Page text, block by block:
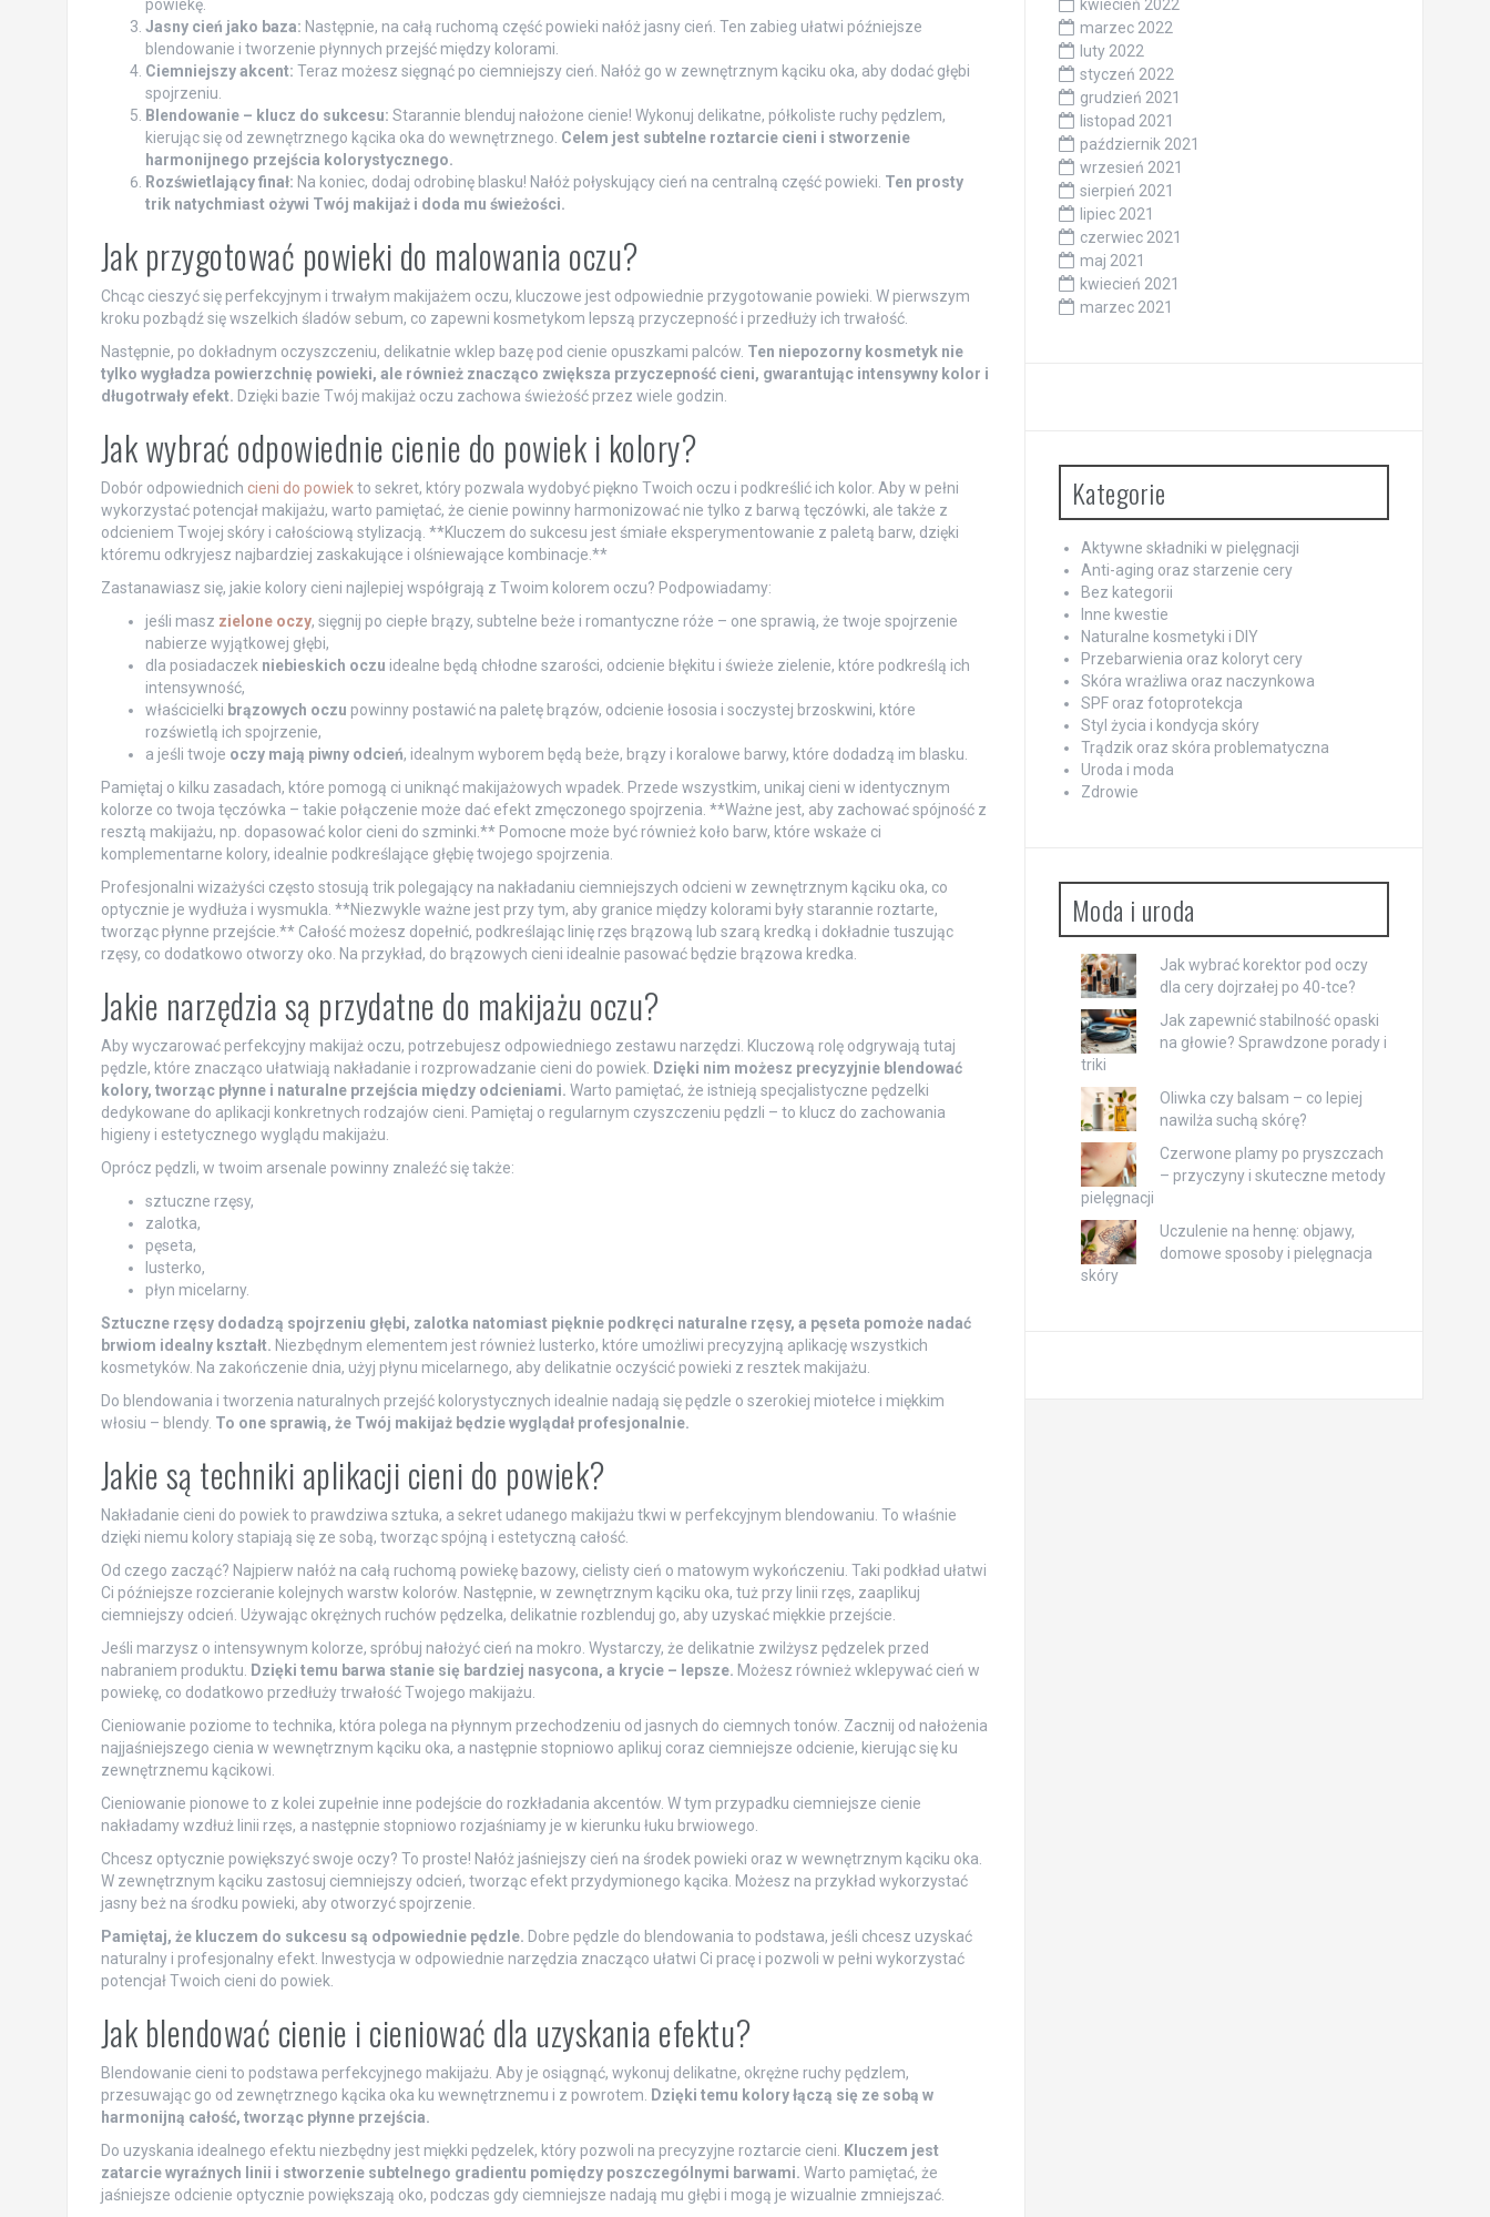
powiekę.
Jasny cień jako baza: Następnie, na całą ruchomą część powieki nałóż jasny cień. Ten zabieg ułatwi późniejsze
blendowanie i tworzenie płynnych przejść między kolorami.
Ciemniejszy akcent: Teraz możesz sięgnąć po ciemniejszy cień. Nałóż go w zewnętrznym kąciku oka, aby dodać głębi
spojrzeniu.
Blendowanie – klucz do sukcesu: Starannie blenduj nałożone cienie! Wykonuj delikatne, półkoliste ruchy pędzlem,
kierując się od zewnętrznego kącika oka do wewnętrznego. Celem jest subtelne roztarcie cieni i stworzenie
harmonijnego przejścia kolorystycznego.
Rozświetlający finał: Na koniec, dodaj odrobinę blasku! Nałóż połyskujący cień na centralną część powieki. Ten prosty
trik natychmiast ożywi Twój makijaż i doda mu świeżości.
Jak przygotować powieki do malowania oczu?
Chcąc cieszyć się perfekcyjnym i trwałym makijażem oczu, kluczowe jest odpowiednie przygotowanie powieki. W pierwszym
kroku pozbądź się wszelkich śladów sebum, co zapewni kosmetykom lepszą przyczepność i przedłuży ich trwałość.
Następnie, po dokładnym oczyszczeniu, delikatnie wklep bazę pod cienie opuszkami palców. Ten niepozorny kosmetyk nie
tylko wygładza powierzchnię powieki, ale również znacząco zwiększa przyczepność cieni, gwarantując intensywny kolor i
długotrwały efekt. Dzięki bazie Twój makijaż oczu zachowa świeżość przez wiele godzin.
Jak wybrać odpowiednie cienie do powiek i kolory?
Dobór odpowiednich cieni do powiek to sekret, który pozwala wydobyć piękno Twoich oczu i podkreślić ich kolor. Aby w pełni
wykorzystać potencjał makijażu, warto pamiętać, że cienie powinny harmonizować nie tylko z barwą tęczówki, ale także z
odcieniem Twojej skóry i całościową stylizacją. **Kluczem do sukcesu jest śmiałe eksperymentowanie z paletą barw, dzięki
któremu odkryjesz najbardziej zaskakujące i olśniewające kombinacje.**
Zastanawiasz się, jakie kolory cieni najlepiej współgrają z Twoim kolorem oczu? Podpowiadamy:
jeśli masz zielone oczy, sięgnij po ciepłe brązy, subtelne beże i romantyczne róże – one sprawią, że twoje spojrzenie
nabierze wyjątkowej głębi,
dla posiadaczek niebieskich oczu idealne będą chłodne szarości, odcienie błękitu i świeże zielenie, które podkreślą ich
intensywność,
właścicielki brązowych oczu powinny postawić na paletę brązów, odcienie łososia i soczystej brzoskwini, które
rozświetlą ich spojrzenie,
a jeśli twoje oczy mają piwny odcień, idealnym wyborem będą beże, brązy i koralowe barwy, które dodadzą im blasku.
Pamiętaj o kilku zasadach, które pomogą ci uniknąć makijażowych wpadek. Przede wszystkim, unikaj cieni w identycznym
kolorze co twoja tęczówka – takie połączenie może dać efekt zmęczonego spojrzenia. **Ważne jest, aby zachować spójność z
resztą makijażu, np. dopasować kolor cieni do szminki.** Pomocne może być również koło barw, które wskaże ci
komplementarne kolory, idealnie podkreślające głębię twojego spojrzenia.
Profesjonalni wizażyści często stosują trik polegający na nakładaniu ciemniejszych odcieni w zewnętrznym kąciku oka, co
optycznie je wydłuża i wysmukla. **Niezwykle ważne jest przy tym, aby granice między kolorami były starannie roztarte,
tworząc płynne przejście.** Całość możesz dopełnić, podkreślając linię rzęs brązową lub szarą kredką i dokładnie tuszując
rzęsy, co dodatkowo otworzy oko. Na przykład, do brązowych cieni idealnie pasować będzie brązowa kredka.
Jakie narzędzia są przydatne do makijażu oczu?
Aby wyczarować perfekcyjny makijaż oczu, potrzebujesz odpowiedniego zestawu narzędzi. Kluczową rolę odgrywają tutaj
pędzle, które znacząco ułatwiają nakładanie i rozprowadzanie cieni do powiek.
Dzięki nim możesz precyzyjnie blendować
kolory, tworząc płynne i naturalne przejścia między odcieniami. Warto pamiętać, że istnieją specjalistyczne pędzelki
dedykowane do aplikacji konkretnych rodzajów cieni. Pamiętaj o regularnym czyszczeniu pędzli – to klucz do zachowania
higieny i estetycznego wyglądu makijażu.
Oprócz pędzli, w twoim arsenale powinny znaleźć się także:
sztuczne rzęsy,
zalotka,
pęseta,
lusterko,
płyn micelarny.
Sztuczne rzęsy dodadzą spojrzeniu głębi, zalotka natomiast pięknie podkręci naturalne rzęsy, a pęseta pomoże nadać
brwiom idealny kształt. Niezbędnym elementem jest również lusterko, które umożliwi precyzyjną aplikację wszystkich
kosmetyków. Na zakończenie dnia, użyj płynu micelarnego, aby delikatnie oczyścić powieki z resztek makijażu.
Do blendowania i tworzenia naturalnych przejść kolorystycznych idealnie nadają się pędzle o szerokiej miotełce i miękkim
włosiu – blendy. To one sprawią, że Twój makijaż będzie wyglądał profesjonalnie.
Jakie są techniki aplikacji cieni do powiek?
Nakładanie cieni do powiek to prawdziwa sztuka, a sekret udanego makijażu tkwi w perfekcyjnym blendowaniu. To właśnie
dzięki niemu kolory stapiają się ze sobą, tworząc spójną i estetyczną całość.
Od czego zacząć? Najpierw nałóż na całą ruchomą powiekę bazowy, cielisty cień o matowym wykończeniu. Taki podkład ułatwi
Ci późniejsze rozcieranie kolejnych warstw kolorów. Następnie, w zewnętrznym kąciku oka, tuż przy linii rzęs, zaaplikuj
ciemniejszy odcień. Używając okrężnych ruchów pędzelka, delikatnie rozblenduj go, aby uzyskać miękkie przejście.
Jeśli marzysz o intensywnym kolorze, spróbuj nałożyć cień na mokro. Wystarczy, że delikatnie zwilżysz pędzelek przed
nabraniem produktu.
Dzięki temu barwa stanie się bardziej nasycona, a krycie – lepsze. Możesz również wklepywać cień w
powiekę, co dodatkowo przedłuży trwałość Twojego makijażu.
Cieniowanie poziome to technika, która polega na płynnym przechodzeniu od jasnych do ciemnych tonów. Zacznij od nałożenia
najjaśniejszego cienia w wewnętrznym kąciku oka, a następnie stopniowo aplikuj coraz ciemniejsze odcienie, kierując się ku
zewnętrznemu kącikowi.
Cieniowanie pionowe to z kolei zupełnie inne podejście do rozkładania akcentów. W tym przypadku ciemniejsze cienie
nakładamy wzdłuż linii rzęs, a następnie stopniowo rozjaśniamy je w kierunku łuku brwiowego.
Chcesz optycznie powiększyć swoje oczy? To proste! Nałóż jaśniejszy cień na środek powieki oraz w wewnętrznym kąciku oka.
W zewnętrznym kąciku zastosuj ciemniejszy odcień, tworząc efekt przydymionego kącika. Możesz na przykład wykorzystać
jasny beż na środku powieki, aby otworzyć spojrzenie.
Pamiętaj, że kluczem do sukcesu są odpowiednie pędzle. Dobre pędzle do blendowania to podstawa, jeśli chcesz uzyskać
naturalny i profesjonalny efekt. Inwestycja w odpowiednie narzędzia znacząco ułatwi Ci pracę i pozwoli w pełni wykorzystać
potencjał Twoich cieni do powiek.
Jak blendować cienie i cieniować dla uzyskania efektu?
Blendowanie cieni to podstawa perfekcyjnego makijażu. Aby je osiągnąć, wykonuj delikatne, okrężne ruchy pędzlem,
przesuwając go od zewnętrznego kącika oka ku wewnętrznemu i z powrotem.
Dzięki temu kolory łączą się ze sobą w
harmonijną całość, tworząc płynne przejścia.
Do uzyskania idealnego efektu niezbędny jest miękki pędzelek, który pozwoli na precyzyjne roztarcie cieni.
Kluczem jest
zatarcie wyraźnych linii i stworzenie subtelnego gradientu pomiędzy poszczególnymi barwami. Warto pamiętać, że
jaśniejsze odcienie optycznie powiększają oko, podczas gdy ciemniejsze nadają mu głębi i mogą je wizualnie zmniejszać.
kwiecień 2022
marzec 2022
luty 2022
styczeń 2022
grudzień 2021
listopad 2021
październik 2021
wrzesień 2021
sierpień 2021
lipiec 2021
czerwiec 2021
maj 2021
kwiecień 2021
marzec 2021
Kategorie
Aktywne składniki w pielęgnacji
Anti-aging oraz starzenie cery
Bez kategorii
Inne kwestie
Naturalne kosmetyki i DIY
Przebarwienia oraz koloryt cery
Skóra wrażliwa oraz naczynkowa
SPF oraz fotoprotekcja
Styl życia i kondycja skóry
Trądzik oraz skóra problematyczna
Uroda i moda
Zdrowie
Moda i uroda
Jak wybrać korektor pod oczy
dla cery dojrzałej po 40-tce?
Jak zapewnić stabilność opaski
na głowie? Sprawdzone porady i
triki
Oliwka czy balsam – co lepiej
nawilża suchą skórę?
Czerwone plamy po pryszczach
– przyczyny i skuteczne metody
pielęgnacji
Uczulenie na hennę: objawy,
domowe sposoby i pielęgnacja
skóry